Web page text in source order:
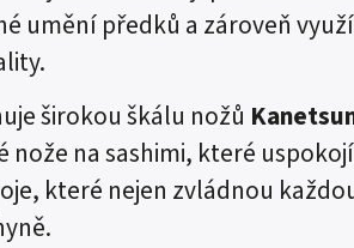
umění předků a zároveň
širokou škálu nožů
nože na sashimi, které
které nejen zvládnou